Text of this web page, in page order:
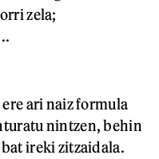
zela;
ari naiz formula
nintzen, behin
ireki zitzaidala.